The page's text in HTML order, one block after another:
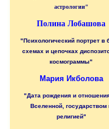
астрологии"
Полина Лобашова
"Психологический портрет в
схемах и цепочках
космограммы"
Мария Икболова
"Дата рождения и
Вселенной, государством
религией"